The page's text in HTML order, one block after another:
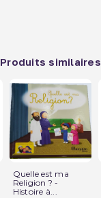
Produits similaires
Quelle est ma
Religion ? -
Histoire à...